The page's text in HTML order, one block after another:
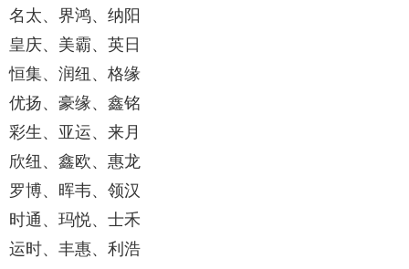
名太、界鸿、纳阳
皇庆、美霸、英日
恒集、润纽、格缘
优扬、豪缘、鑫铭
彩生、亚运、来月
欣纽、鑫欧、惠龙
罗博、晖韦、领汉
时通、玛悦、士禾
运时、丰惠、利浩